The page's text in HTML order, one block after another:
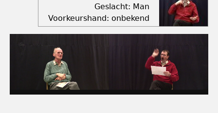
Geslacht: Man
Voorkeurshand: onbekend